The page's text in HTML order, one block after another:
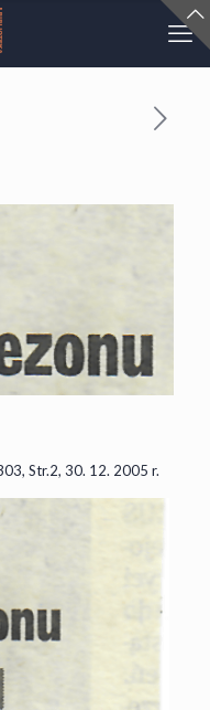
Str.2, 30. 12. 2005 r.